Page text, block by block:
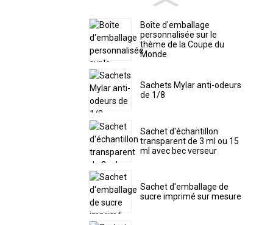
Boîte d'emballage
personnalisée sur le
thème de la Coupe du
Monde
Sachets Mylar anti-odeurs
de 1/8
Sachet d'échantillon
transparent de 3 ml ou 15
ml avec bec verseur
Sachet d'emballage de
sucre imprimé sur mesure